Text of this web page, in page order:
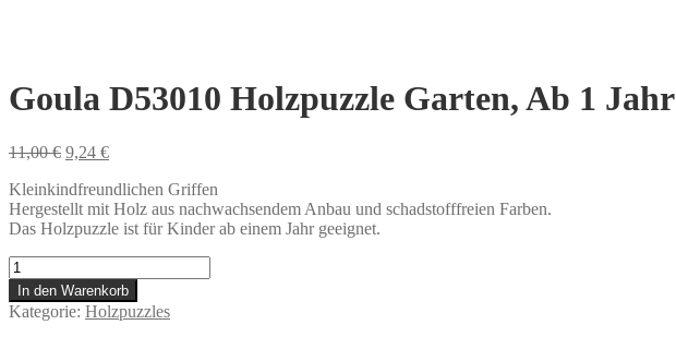
Goula D53010 Holzpuzzle Garten, Ab 1 Jahr
11,00€ Ursprünglicher
war:
11,00 €
9,24 €Aktueller
ist:
9,24 €.
Kleinkindfreundlichen Griffen
Hergestellt mit Holz aus nachwachsendem Anbau und schadstofffreien Farben.
Das Holzpuzzle ist für Kinder ab einem Jahr geeignet.
Goula
D53010
Holzpuzzle
Garten,
In den Warenkorb
Kategorie: Holzpuzzles